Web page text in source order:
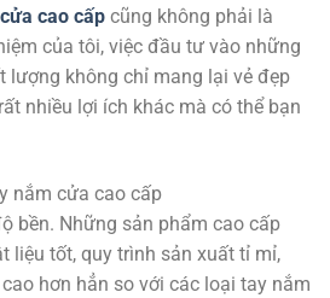
cao cấp cũng không phải là
của tôi, việc đầu tư vào những
lượng không chỉ mang lại vẻ đẹp
nhiều lợi ích khác mà có thể bạn
bền. Những sản phẩm cao cấp
liệu tốt, quy trình sản xuất tỉ mỉ,
hơn hẳn so với các loại tay nắm